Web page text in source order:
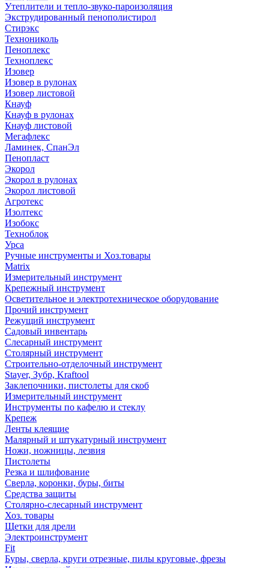
Утеплители и тепло-звуко-пароизоляция
Экструдированный пенополистирол
Стирэкс
Технониколь
Пеноплекс
Техноплекс
Изовер
Изовер в рулонах
Изовер листовой
Кнауф
Кнауф в рулонах
Кнауф листовой
Мегафлекс
Ламинек, СпанЭл
Пенопласт
Экорол
Экорол в рулонах
Экорол листовой
Агротекс
Изолтекс
Изобокс
Техноблок
Урса
Ручные инструменты и Хоз.товары
Matrix
Измерительный инструмент
Крепежный инструмент
Осветительное и электротехническое оборудование
Прочий инструмент
Режущий инструмент
Садовый инвентарь
Слесарный инструмент
Столярный инструмент
Строительно-отделочный инструмент
Stayer, Зубр, Kraftool
Заклепочники, пистолеты для скоб
Измерительный инструмент
Инструменты по кафелю и стеклу
Крепеж
Ленты клеящие
Малярный и штукатурный инструмент
Ножи, ножницы, лезвия
Пистолеты
Резка и шлифование
Сверла, коронки, буры, биты
Средства защиты
Столярно-слесарный инструмент
Хоз. товары
Щетки для дрели
Электроинструмент
Fit
Буры, сверла, круги отрезные, пилы круговые, фрезы